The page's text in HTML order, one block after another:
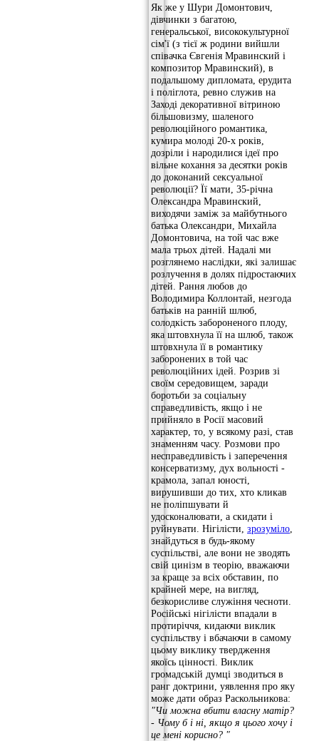
Як же у Шури Домонтович,
дівчинки з багатою,
генеральської, висококультурної
сім'ї (з тієї ж родини вийшли
співачка Євгенія Мравинский і
композитор Мравинский), в
подальшому дипломата, ерудита
і поліглота, ревно служив на
Заході декоративної вітриною
більшовизму, шаленого
революційного романтика,
кумира молоді 20-х років,
дозріли і народилися ідеї про
вільне кохання за десятки років
до доконаний сексуальної
революції? Її мати, 35-річна
Олександра Мравинский,
виходячи заміж за майбутнього
батька Олександри, Михайла
Домонтовича, на той час вже
мала трьох дітей. Надалі ми
розглянемо наслідки, які залишає
розлучення в долях підростаючих
дітей. Рання любов до
Володимира Коллонтай, незгода
батьків на ранній шлюб,
солодкість забороненого плоду,
яка штовхнула її на шлюб, також
штовхнула її в романтику
заборонених в той час
революційних ідей. Розрив зі
своїм середовищем, заради
боротьби за соціальну
справедливість, якщо і не
прийняло в Росії масовий
характер, то, у всякому разі, став
знаменням часу. Розмови про
несправедливість і заперечення
консерватизму, дух вольності -
крамола, запал юності,
вирушивши до тих, хто кликав
не поліпшувати й
удосконалювати, а скидати і
руйнувати. Нігілісти, зрозуміло
знайдуться в будь-якому
суспільстві, але вони не зводять
свій цинізм в теорію, вважаючи
за краще за всіх обставин, по
крайней мере, на вигляд,
безкорисливе служіння чесноти.
Російські нігілісти впадали в
протиріччя, кидаючи виклик
суспільству і вбачаючи в самому
цьому виклику твердження
якоїсь цінності. Виклик
громадській думці зводиться в
ранг доктрини, уявлення про яку
може дати образ Раскольникова:
"Чи можна вбити власну матір?
- Чому б і ні, якщо я цього хочу і
це мені корисно? "